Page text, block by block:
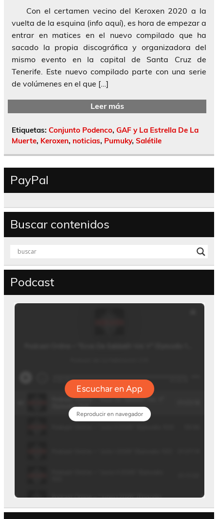
Con el certamen vecino del Keroxen 2020 a la
vuelta de la esquina (info aquí), es hora de empezar a
entrar en matices en el nuevo compilado que ha
sacado la propia discográfica y organizadora del
mismo evento en la capital de Santa Cruz de
Tenerife. Este nuevo compilado parte con una serie
de volúmenes en el que […]
Leer más
Etiquetas: Conjunto Podenco, GAF y La Estrella De La
Muerte, Keroxen, noticias, Pumuky, Salétile
PayPal
Buscar contenidos
Podcast